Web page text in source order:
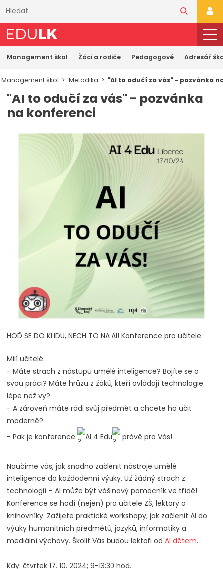
obsahu
Management škol Žáci a rodiče Pedagogové Adresář
Management škol Metodika "AI to odučí za vás" - pozvánka
"AI to odučí za vás" - pozvánka
na konferenci
HOĎ SE DO KLIDU, NECH TO NA AI! Konference pro učitele
Milí učitelé:
- Máte strach z nástupu umělé inteligence? Bojíte se o
svou práci? Máte hrůzu z žáků, kteří ovládají technologie
lépe než vy?
- A zároveň máte rádi svůj předmět a chcete ho učit
moderně?
- Pak je konference
AI 4 Edu právě pro Vás!
Naučíme vás, jak snadno začlenit nástroje umělé
inteligence do každodenní výuky. Už žádný strach z
technologií – AI může být váš nový pomocník ve třídě!
Konference se hodí (nejen) pro učitele ZŠ, lektory a
knihovníky. Zažijete praktické workshopy, jak začlenit AI do
výuky humanitních předmětů, jazyků, informatiky a
mediální výchovy. Školit Vás budou lektoři od AI dětem.
Kdy: čtvrtek 17. 10. 2024; 9-13:30 hod.